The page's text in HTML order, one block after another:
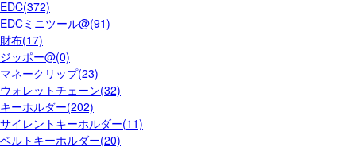
EDC(372)
EDCミニツール@(91)
財布(17)
ジッポー@(0)
マネークリップ(23)
ウォレットチェーン(32)
キーホルダー(202)
サイレントキーホルダー(11)
ベルトキーホルダー(20)